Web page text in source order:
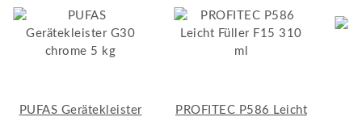
PUFAS Gerätekleister
PROFITEC P586 Leicht